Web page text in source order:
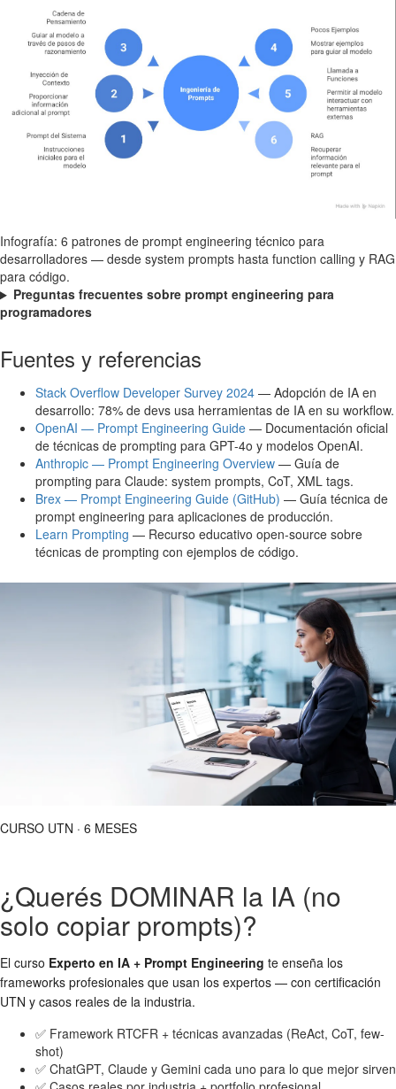
Infografía: 6 patrones de prompt engineering técnico para
desarrolladores — desde system prompts hasta function calling y RAG
para código.
Preguntas frecuentes sobre prompt engineering para
programadores
Fuentes y referencias
Stack Overflow Developer Survey 2024 — Adopción de IA en
desarrollo: 78% de devs usa herramientas de IA en su workflow.
OpenAI — Prompt Engineering Guide — Documentación oficial
de técnicas de prompting para GPT-4o y modelos OpenAI.
Anthropic — Prompt Engineering Overview — Guía de
prompting para Claude: system prompts, CoT, XML tags.
Brex — Prompt Engineering Guide (GitHub) — Guía técnica de
prompt engineering para aplicaciones de producción.
Learn Prompting — Recurso educativo open-source sobre
técnicas de prompting con ejemplos de código.
CURSO UTN · 6 MESES
¿Querés DOMINAR la IA (no
solo copiar prompts)?
El curso Experto en IA + Prompt Engineering te enseña los
frameworks profesionales que usan los expertos — con certificación
UTN y casos reales de la industria.
✅ Framework RTCFR + técnicas avanzadas (ReAct, CoT, few-
shot)
✅ ChatGPT, Claude y Gemini cada uno para lo que mejor sirven